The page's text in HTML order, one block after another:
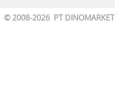
© 2008-2026 PT DINOMARKET